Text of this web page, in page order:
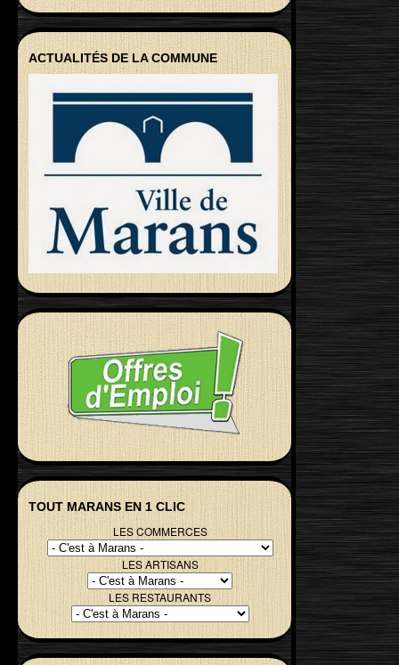
ACTUALITÉS DE LA COMMUNE
TOUT MARANS EN 1 CLIC
LES COMMERCES
LES ARTISANS
LES RESTAURANTS